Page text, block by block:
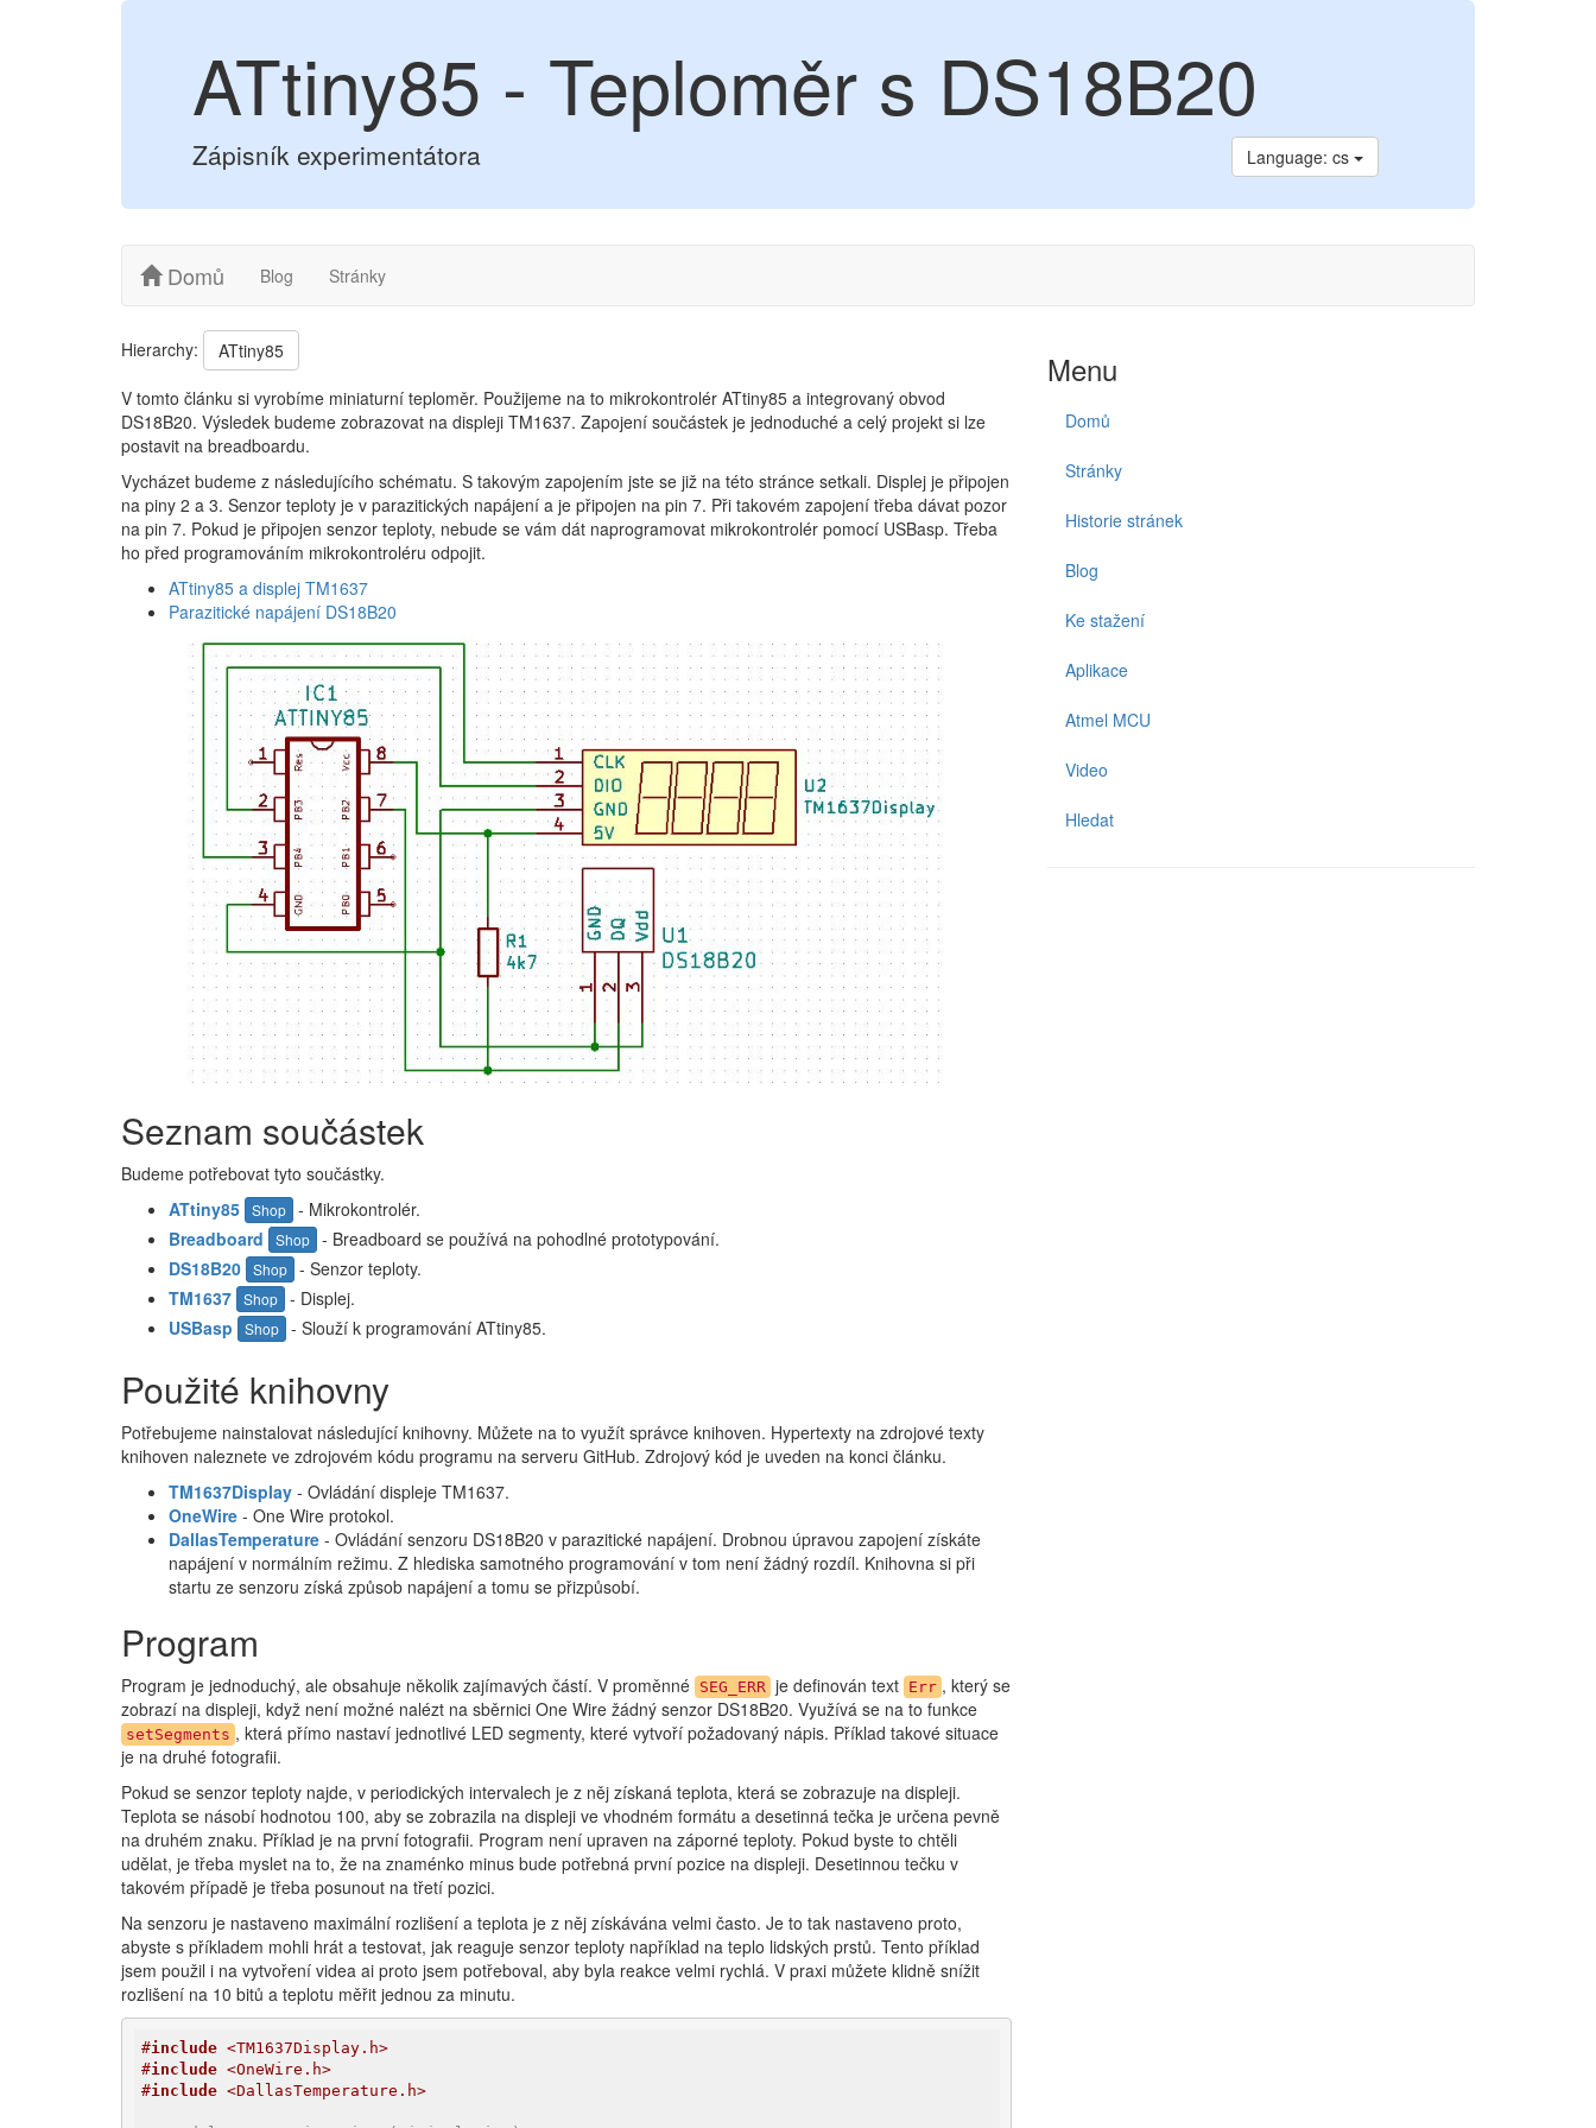
ATtiny85 - Teploměr s DS18B20
Zápisník experimentátora Language: cs
Domů Blog Stránky
Hierarchy:
ATtiny85
V tomto článku si vyrobíme miniaturní teploměr. Použijeme na to mikrokontrolér ATtiny85 a integrovaný obvod
DS18B20. Výsledek budeme zobrazovat na displeji TM1637. Zapojení součástek je jednoduché a celý projekt si lze
postavit na breadboardu.
Vycházet budeme z následujícího schématu. S takovým zapojením jste se již na této stránce setkali. Displej je připojen
na piny 2 a 3. Senzor teploty je v parazitických napájení a je připojen na pin 7. Při takovém zapojení třeba dávat pozor
na pin 7. Pokud je připojen senzor teploty, nebude se vám dát naprogramovat mikrokontrolér pomocí USBasp. Třeba
ho před programováním mikrokontroléru odpojit.
ATtiny85 a displej TM1637
Parazitické napájení DS18B20
Seznam součástek
Budeme potřebovat tyto součástky.
ATtiny85 Shop - Mikrokontrolér.
Breadboard
Shop - Breadboard se používá na pohodlné prototypování.
DS18B20 Shop - Senzor teploty.
TM1637 Shop - Displej.
USBasp
Shop - Slouží k programování ATtiny85.
Použité knihovny
Potřebujeme nainstalovat následující knihovny. Můžete na to využít správce knihoven. Hypertexty na zdrojové texty
knihoven naleznete ve zdrojovém kódu programu na serveru GitHub. Zdrojový kód je uveden na konci článku.
TM1637Display - Ovládání displeje TM1637.
OneWire - One Wire protokol.
DallasTemperature - Ovládání senzoru DS18B20 v parazitické napájení. Drobnou úpravou zapojení získáte
napájení v normálním režimu. Z hlediska samotného programování v tom není žádný rozdíl. Knihovna si při
startu ze senzoru získá způsob napájení a tomu se přizpůsobí.
Program
Program je jednoduchý, ale obsahuje několik zajímavých částí. V proměnné SEG_ERR je definován text Err , který se
zobrazí na displeji, když není možné nalézt na sběrnici One Wire žádný senzor DS18B20. Využívá se na to funkce
setSegments , která přímo nastaví jednotlivé LED segmenty, které vytvoří požadovaný nápis. Příklad takové situace
je na druhé fotografii.
Pokud se senzor teploty najde, v periodických intervalech je z něj získaná teplota, která se zobrazuje na displeji.
Teplota se násobí hodnotou 100, aby se zobrazila na displeji ve vhodném formátu a desetinná tečka je určena pevně
na druhém znaku. Příklad je na první fotografii. Program není upraven na záporné teploty. Pokud byste to chtěli
udělat, je třeba myslet na to, že na znaménko minus bude potřebná první pozice na displeji. Desetinnou tečku v
takovém případě je třeba posunout na třetí pozici.
Na senzoru je nastaveno maximální rozlišení a teplota je z něj získávána velmi často. Je to tak nastaveno proto,
abyste s příkladem mohli hrát a testovat, jak reaguje senzor teploty například na teplo lidských prstů. Tento příklad
jsem použil i na vytvoření videa ai proto jsem potřeboval, aby byla reakce velmi rychlá. V praxi můžete klidně snížit
rozlišení na 10 bitů a teplotu měřit jednou za minutu.
#include <TM1637Display.h>
#include <OneWire.h>
#include <DallasTemperature.h>
Menu
Domů
Stránky
Historie stránek
Blog
Ke stažení
Aplikace
Atmel MCU
Video
Hledat